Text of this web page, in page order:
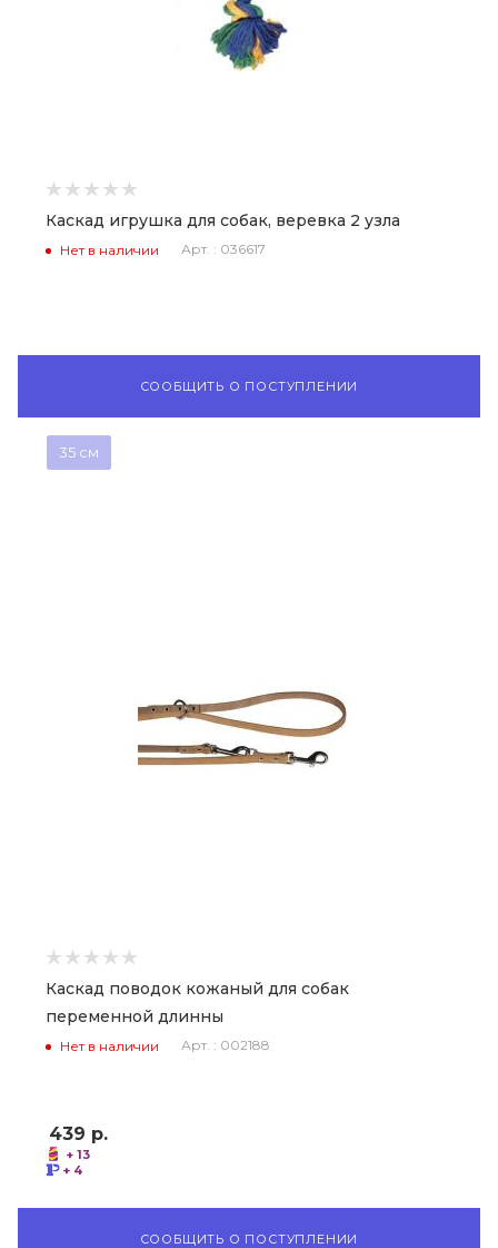
Каскад игрушка для собак, веревка 2 узла
Нет в наличии Арт. : 036617
СООБЩИТЬ О ПОСТУПЛЕНИИ
35 см
Каскад поводок кожаный для собак
переменной длинны
Нет в наличии Арт. : 002188
439 р.
+ 13
+ 4
СООБЩИТЬ О ПОСТУПЛЕНИИ